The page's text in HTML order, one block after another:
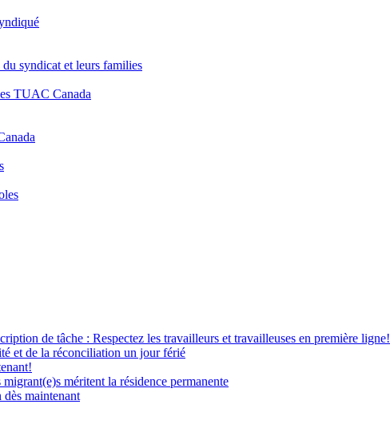
syndicat et leurs families
TUAC Canada
de tâche : Respectez les travailleurs et travailleuses en première ligne!
et de la réconciliation un jour férié
méritent la résidence permanente
maintenant